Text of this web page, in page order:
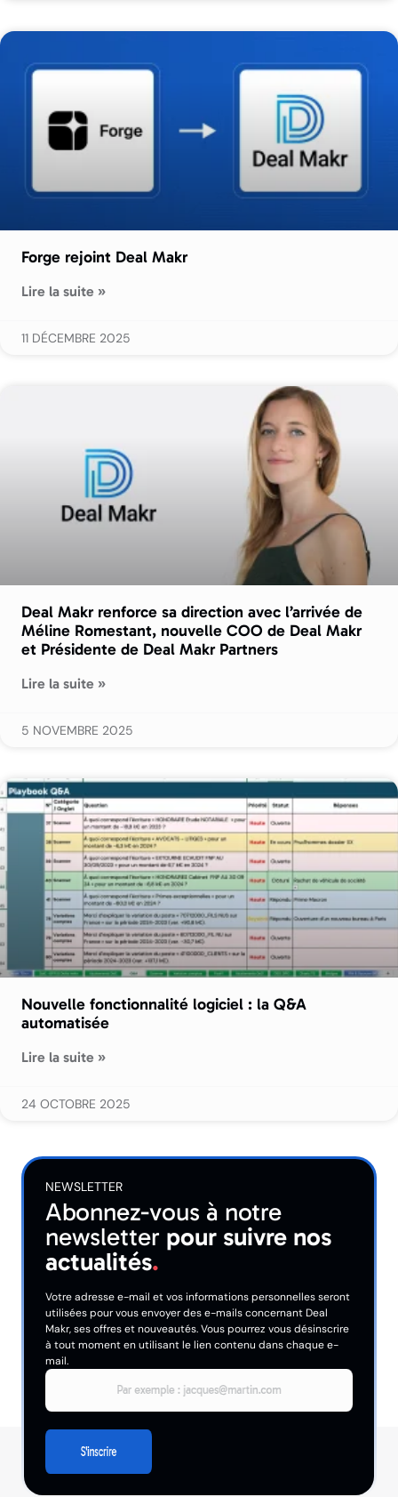
Forge rejoint Deal Makr
Lire la suite »
11 DÉCEMBRE 2025
Deal Makr renforce sa direction avec l’arrivée de
Méline Romestant, nouvelle COO de Deal Makr
et Présidente de Deal Makr Partners
Lire la suite »
5 NOVEMBRE 2025
Nouvelle fonctionnalité logiciel : la Q&A
automatisée
Lire la suite »
24 OCTOBRE 2025
NEWSLETTER
Abonnez-vous à notre
newsletter pour suivre nos
actualités.
Votre adresse e-mail et vos informations personnelles seront
utilisées pour vous envoyer des e-mails concernant Deal
Makr, ses offres et nouveautés. Vous pourrez vous désinscrire
à tout moment en utilisant le lien contenu dans chaque e-
mail.